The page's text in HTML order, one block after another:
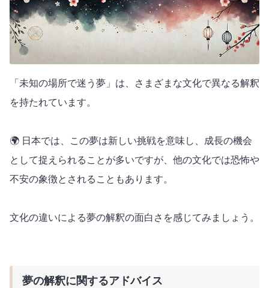
「未知の場所で迷う夢」は、さまざまな文化で異なる解釈
を持たれています。
🌍 日本では、この夢は新しい挑戦を意味し、成長の機会
として捉えられることが多いですが、他の文化では恐怖や
不安の象徴とされることもあります。
文化の違いによる夢の解釈の面白さを感じてみましょう。
夢の解釈に関するアドバイス